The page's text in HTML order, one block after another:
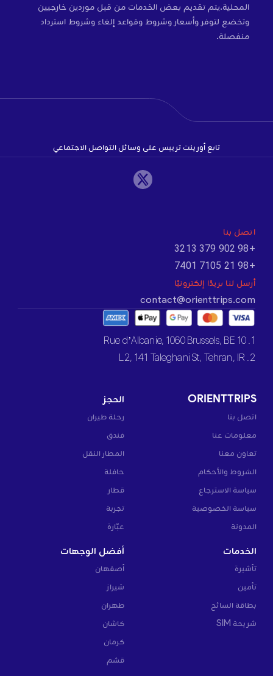
المحلية.يتم تقديم بعض الخدمات من قبل موردين خارجيين
وتخضع لتوفر وأسعار وشروط وقواعد إلغاء وشروط استرداد
منفصلة.
تابع أورينت تريبس على وسائل التواصل الاجتماعي
اتصل بنا
+98 902 379 3213
+98 21 7105 7401
أرسل لنا بريدًا إلكترونيًا
contact@orienttrips.com
1. 10 Rue d’Albanie, 1060 Brussels, BE
2. L2, 141 Taleghani St, Tehran, IR
ORIENTTRIPS
اتصل بنا
معلومات عنا
تعاون معنا
الشروط والأحكام
سياسة الاسترجاع
سياسة الخصوصية
المدونة
الحجز
رحلة طيران
فندق
المطار النقل
حافلة
قطار
تجربة
عبّارة
الخدمات
تأشيرة
تأمين
بطاقة السائح
شريحة SIM
أفضل الوجهات
أصفهان
شيراز
طهران
كاشان
كرمان
قشم